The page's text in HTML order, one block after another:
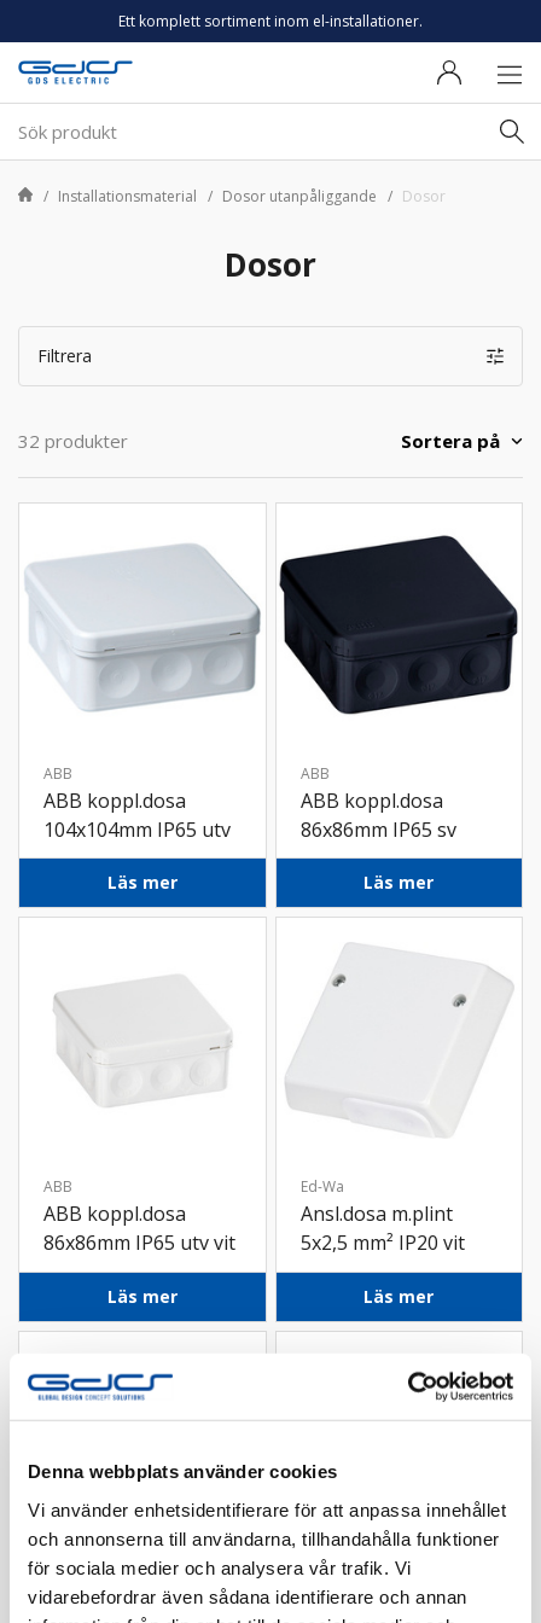
Denna webbplats använder cookies
Vi använder enhetsidentifierare för att anpassa innehållet
och annonserna till användarna, tillhandahålla funktioner
för sociala medier och analysera vår trafik. Vi
vidarebefordrar även sådana identifierare och annan
Ett komplett sortiment inom el-installationer.
Installationsmaterial Dosor utanpåliggande Dosor
Dosor
Filtrera
32 produkter Sortera på
ABB
ABB koppl.dosa
104x104mm IP65 utv
vit
Läs mer
ABB
ABB koppl.dosa
86x86mm IP65 sv
Läs mer
ABB
ABB koppl.dosa
86x86mm IP65 utv vit
Läs mer
Ed-Wa
Ansl.dosa m.plint
5x2,5 mm² IP20 vit
Läs mer
Elko Elko